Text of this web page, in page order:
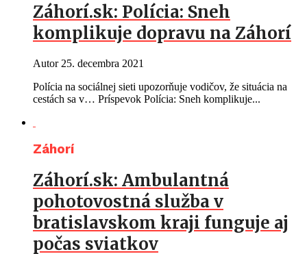
Záhorí.sk: Polícia: Sneh
komplikuje dopravu na Záhorí
Autor 25. decembra 2021
Polícia na sociálnej sieti upozorňuje vodičov, že situácia na
cestách sa v… Príspevok Polícia: Sneh komplikuje...
Záhorí
Záhorí.sk: Ambulantná
pohotovostná služba v
bratislavskom kraji funguje aj
počas sviatkov